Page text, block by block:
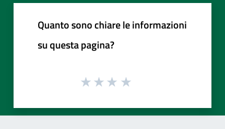
Quanto sono chiare le informazioni
su questa pagina?